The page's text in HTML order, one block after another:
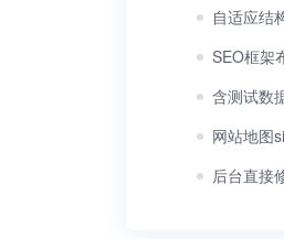
自适应结
SEO框架
含测试数
网站地图
后台直接